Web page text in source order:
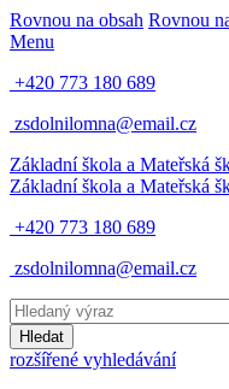
Rovnou na obsah Rovnou
Menu
+420 773 180 689
zsdolnilomna@email.cz
Základní škola a Mateřská
Základní škola a Mateřská
+420 773 180 689
zsdolnilomna@email.cz
Hledat
rozšířené vyhledávání